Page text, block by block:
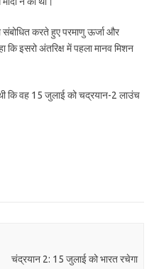
करते हुए परमाणु ऊर्जा और
कि इसरो अंतरिक्ष में पहला मानव मिशन
कि वह 15 जुलाई को चद्रयान-2 लाउंच
चंद्रयान 2: 15 जुलाई को भारत रचेगा